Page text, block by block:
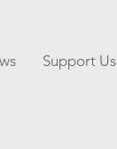
Support Us